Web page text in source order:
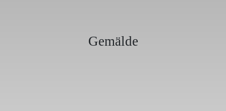
Gemälde